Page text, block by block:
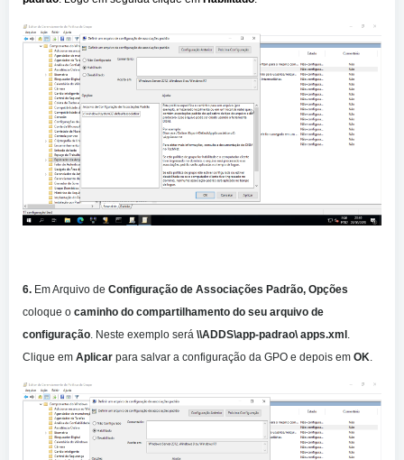
6. Em Arquivo de Configuração de Associações Padrão, Opções
coloque o caminho do compartilhamento do seu arquivo de
configuração. Neste exemplo será \\ADDS\app-padrao\ apps.xml.
Clique em Aplicar para salvar a configuração da GPO e depois em OK.